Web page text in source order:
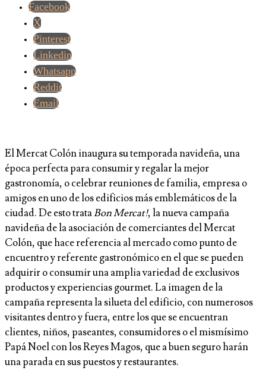
Facebook
X
Pinterest
Linkedin
Whatsapp
Reddit
Email
El Mercat Colón inaugura su temporada navideña, una
época perfecta para consumir y regalar la mejor
gastronomía, o celebrar reuniones de familia, empresa o
amigos en uno de los edificios más emblemáticos de la
ciudad. De esto trataBon Mercat!, la nueva campaña
navideña de la asociación de comerciantes del Mercat
Colón, que hace referencia al mercado como punto de
encuentro y referente gastronómico en el que se pueden
adquirir o consumir una amplia variedad de exclusivos
productos y experiencias gourmet. La imagen de la
campaña representa la silueta del edificio, con numerosos
visitantes dentro y fuera, entre los que se encuentran
clientes, niños, paseantes, consumidores o el mismísimo
Papá Noel con los Reyes Magos, que a buen seguro harán
una parada en sus puestos y restaurantes.